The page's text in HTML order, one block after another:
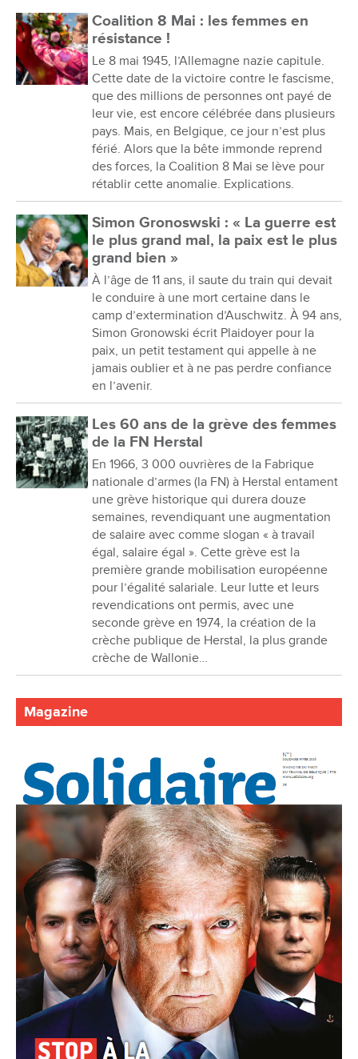
Coalition 8 Mai : les femmes en
résistance !
Le 8 mai 1945, l’Allemagne nazie capitule.
Cette date de la victoire contre le fascisme,
que des millions de personnes ont payé de
leur vie, est encore célébrée dans plusieurs
pays. Mais, en Belgique, ce jour n’est plus
férié. Alors que la bête immonde reprend
des forces, la Coalition 8 Mai se lève pour
rétablir cette anomalie. Explications.
Simon Gronoswski : « La guerre est
le plus grand mal, la paix est le plus
grand bien »
À l’âge de 11 ans, il saute du train qui devait
le conduire à une mort certaine dans le
camp d’extermination d’Auschwitz. À 94 ans,
Simon Gronowski écrit Plaidoyer pour la
paix, un petit testament qui appelle à ne
jamais oublier et à ne pas perdre confiance
en l’avenir.
Les 60 ans de la grève des femmes
de la FN Herstal
En 1966, 3 000 ouvrières de la Fabrique
nationale d’armes (la FN) à Herstal entament
une grève historique qui durera douze
semaines, revendiquant une augmentation
de salaire avec comme slogan « à travail
égal, salaire égal ». Cette grève est la
première grande mobilisation européenne
pour l’égalité salariale. Leur lutte et leurs
revendications ont permis, avec une
seconde grève en 1974, la création de la
crèche publique de Herstal, la plus grande
crèche de Wallonie…
Magazine